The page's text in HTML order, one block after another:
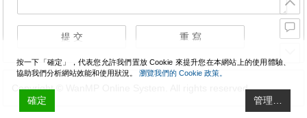
Copyright © WanMP Online System. All rights reserved.
按一下「確定」，代表您允許我們置放 Cookie 來提升您在本網站上的使用體驗、
協助我們分析網站效能和使用狀況。 瀏覽我們的 Cookie 政策。
確定 管理…